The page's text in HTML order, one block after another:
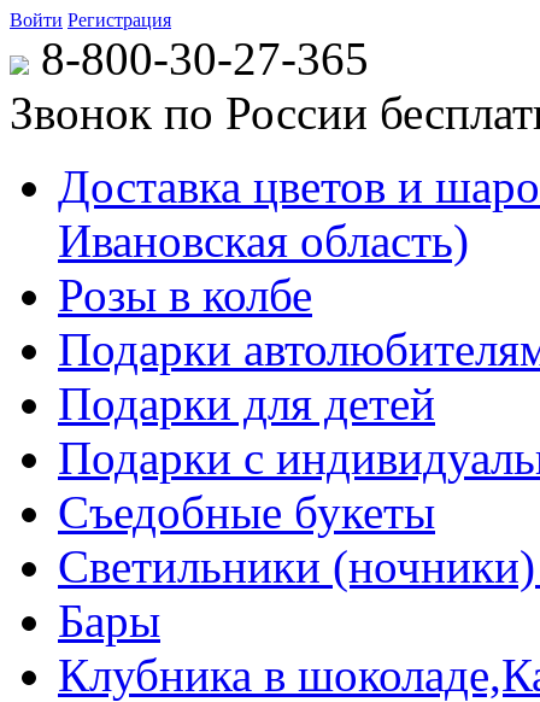
Войти Регистрация
8-800-30-27-365
Звонок по России
Доставка цветов и
Ивановская область)
Розы в колбе
Подарки
Подарки для детей
Подарки с
Съедобные букеты
Светильники
Бары
Клубника в